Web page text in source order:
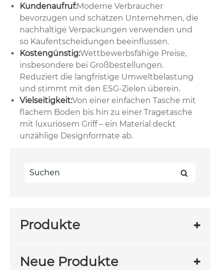
Kundenaufruf:Moderne Verbraucher
bevorzugen und schätzen Unternehmen, die
nachhaltige Verpackungen verwenden und
so Kaufentscheidungen beeinflussen.
Kostengünstig:Wettbewerbsfähige Preise,
insbesondere bei Großbestellungen.
Reduziert die langfristige Umweltbelastung
und stimmt mit den ESG-Zielen überein.
Vielseitigkeit:Von einer einfachen Tasche mit
flachem Boden bis hin zu einer Tragetasche
mit luxuriösem Griff – ein Material deckt
unzählige Designformate ab.
Produkte
Neue Produkte